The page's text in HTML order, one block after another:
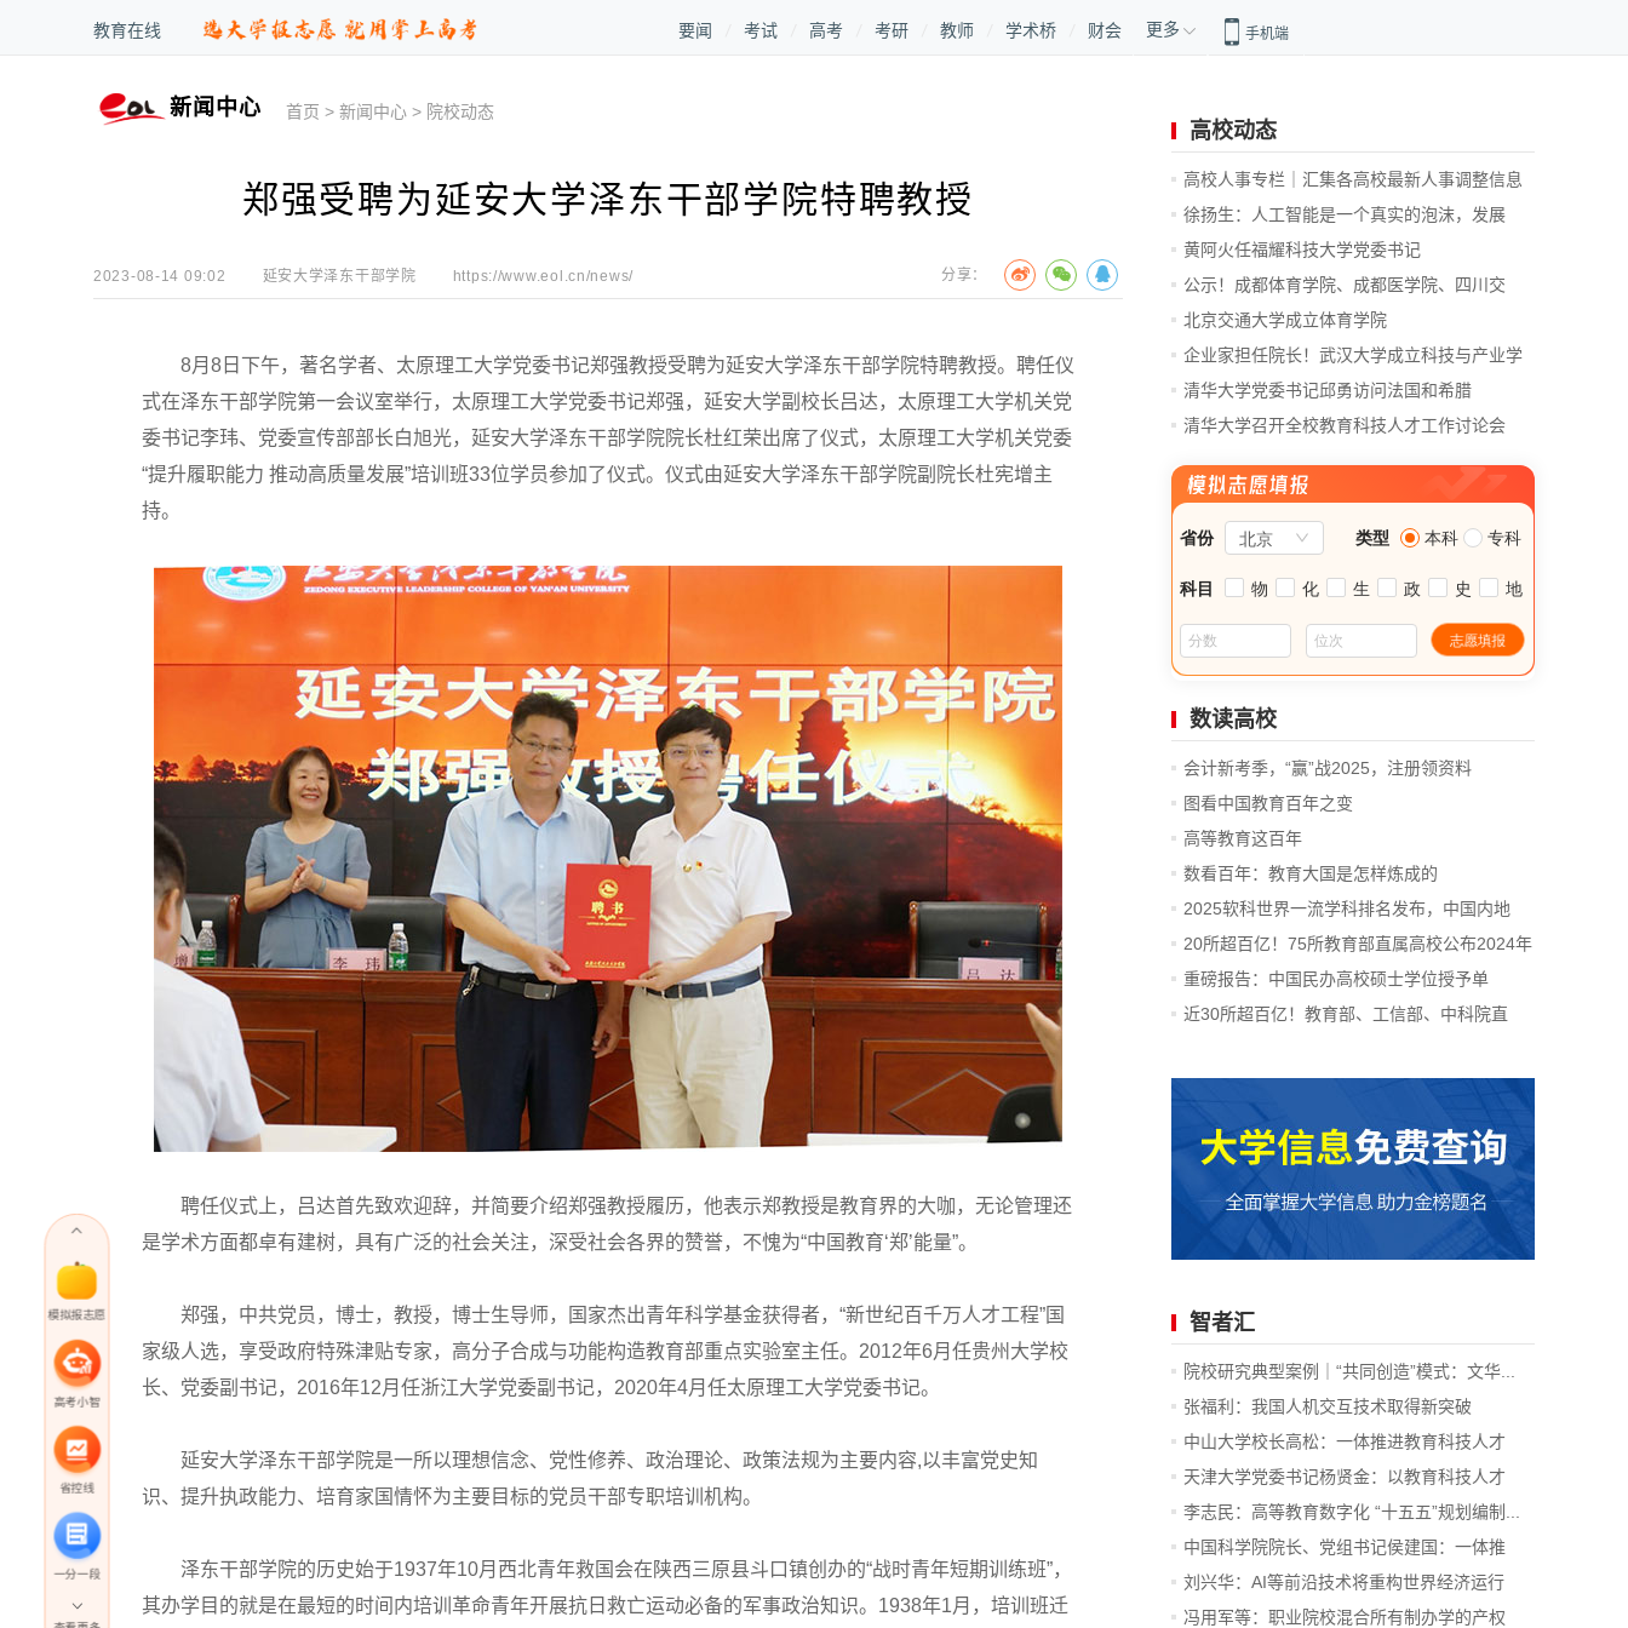
教育在线 要闻 考试 高考 考研 教师 学术桥 财会 更多 手机端
新闻中心 首页 >新闻中心 > 院校动态
郑强受聘为延安大学泽东干部学院特聘教授
2023-08-14 09:02 延安大学泽东干部学院 https://www.eol.cn/news/ 分享：
8月8日下午，著名学者、太原理工大学党委书记郑强教授受聘为延安大学泽东干部学院特聘教授。聘任仪
式在泽东干部学院第一会议室举行，太原理工大学党委书记郑强，延安大学副校长吕达，太原理工大学机关党
委书记李玮、党委宣传部部长白旭光，延安大学泽东干部学院院长杜红荣出席了仪式，太原理工大学机关党委
“提升履职能力 推动高质量发展”培训班33位学员参加了仪式。仪式由延安大学泽东干部学院副院长杜宪增主
持。
聘任仪式上，吕达首先致欢迎辞，并简要介绍郑强教授履历，他表示郑教授是教育界的大咖，无论管理还
是学术方面都卓有建树，具有广泛的社会关注，深受社会各界的赞誉，不愧为“中国教育‘郑’能量”。
郑强，中共党员，博士，教授，博士生导师，国家杰出青年科学基金获得者，“新世纪百千万人才工程”国
家级人选，享受政府特殊津贴专家，高分子合成与功能构造教育部重点实验室主任。2012年6月任贵州大学校
长、党委副书记，2016年12月任浙江大学党委副书记，2020年4月任太原理工大学党委书记。
延安大学泽东干部学院是一所以理想信念、党性修养、政治理论、政策法规为主要内容,以丰富党史知
识、提升执政能力、培育家国情怀为主要目标的党员干部专职培训机构。
泽东干部学院的历史始于1937年10月西北青年救国会在陕西三原县斗口镇创办的“战时青年短期训练班”，
其办学目的就是在最短的时间内培训革命青年开展抗日救亡运动必备的军事政治知识。1938年1月，培训班迁
高校动态
高校人事专栏｜汇集各高校最新人事调整信息
徐扬生：人工智能是一个真实的泡沫，发展
前...
黄阿火任福耀科技大学党委书记
公示！成都体育学院、成都医学院、四川交
通...
北京交通大学成立体育学院
企业家担任院长！武汉大学成立科技与产业学
院
清华大学党委书记邱勇访问法国和希腊
清华大学召开全校教育科技人才工作讨论会
模拟报志愿
高考小智
省控线
一分一段
数读高校
会计新考季，“赢”战2025，注册领资料
图看中国教育百年之变
高等教育这百年
数看百年：教育大国是怎样炼成的
2025软科世界一流学科排名发布，中国内地
14...
20所超百亿！75所教育部直属高校公布2024年
决算
重磅报告：中国民办高校硕士学位授予单
位、...
近30所超百亿！教育部、工信部、中科院直
智者汇
院校研究典型案例｜“共同创造”模式：文华...
张福利：我国人机交互技术取得新突破
中山大学校长高松：一体推进教育科技人才
发...
天津大学党委书记杨贤金：以教育科技人才
一...
李志民：高等教育数字化 “十五五”规划编制...
中国科学院院长、党组书记侯建国：一体推
进...
刘兴华：AI等前沿技术将重构世界经济运行
底...
冯用军等：职业院校混合所有制办学的产权